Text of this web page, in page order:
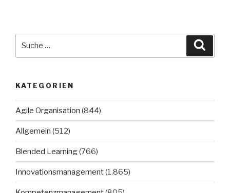
KATEGORIEN
Agile Organisation (844)
Allgemein (512)
Blended Learning(766)
Innovationsmanagement(1.865)